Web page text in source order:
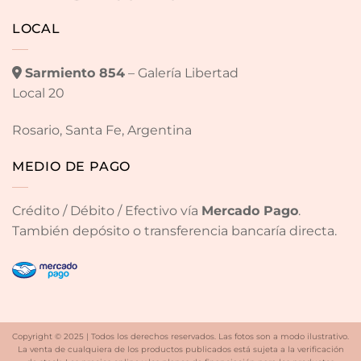
LOCAL
Sarmiento 854– Galería Libertad
Local 20
Rosario, Santa Fe, Argentina
MEDIO DE PAGO
Crédito / Débito / Efectivo vía Mercado Pago.
También depósito o transferencia bancaría directa.
Copyright © 2025 | Todos los derechos reservados. Las fotos son a modo ilustrativo.
La venta de cualquiera de los productos publicados está sujeta a la verificación